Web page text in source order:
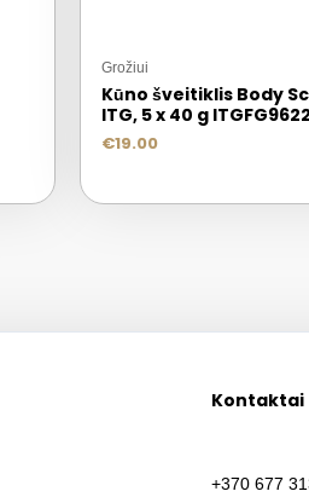
Grožiui
Kūno šveitiklis Body
ITG, 5 x 40 g ITGFG9622
€19.00
Kontaktai
+370 677